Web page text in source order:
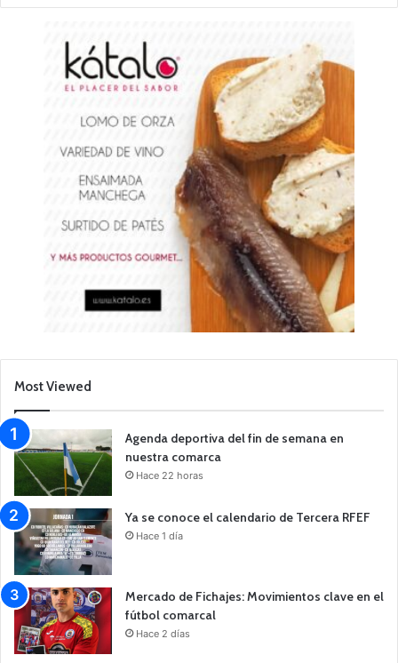
Most Viewed
Agenda deportiva del fin de semana en
nuestra comarca
Hace 22 horas
Ya se conoce el calendario de Tercera RFEF
Hace 1 día
Mercado de Fichajes: Movimientos clave en el
fútbol comarcal
Hace 2 días